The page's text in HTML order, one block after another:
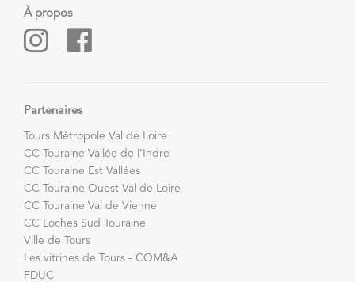
À propos
Partenaires
Tours Métropole Val de Loire
CC Touraine Vallée de l’Indre
CC Touraine Est Vallées
CC Touraine Ouest Val de Loire
CC Touraine Val de Vienne
CC Loches Sud Touraine
Ville de Tours
Les vitrines de Tours - COM&A
FDUC